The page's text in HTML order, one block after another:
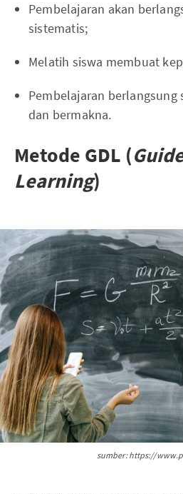
Pembelajaran akan
sistematis;
Melatih siswa membuat
Pembelajaran berlangsung
dan bermakna.
Metode GDL (
Learning)
sumber: https://